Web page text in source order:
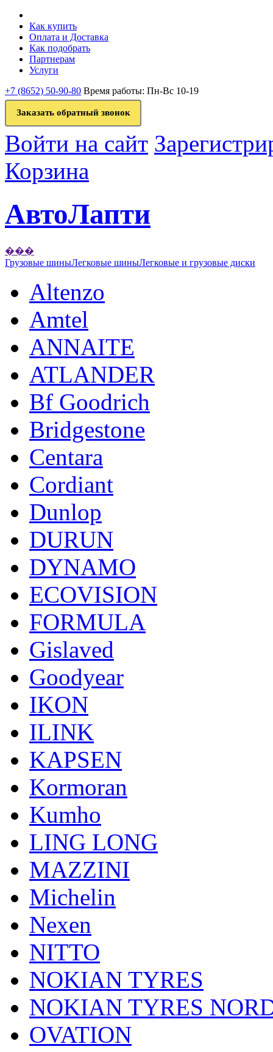
Как купить
Оплата и Доставка
Как подобрать
Партнерам
Услуги
+7 (8652) 50-90-80 Время работы: Пн-Вс 10-19
Заказать обратный звонок
Войти на сайт
Корзина
АвтоЛапти
���
Грузовые шиныЛегковые шиныЛегковые и грузовые диски
Altenzo
Amtel
ANNAITE
ATLANDER
Bf Goodrich
Bridgestone
Centara
Cordiant
Dunlop
DURUN
DYNAMO
ECOVISION
FORMULA
Gislaved
Goodyear
IKON
ILINK
KAPSEN
Kormoran
Kumho
LING LONG
MAZZINI
Michelin
Nexen
NITTO
NOKIAN TYRES
NOKIAN TYRES
OVATION